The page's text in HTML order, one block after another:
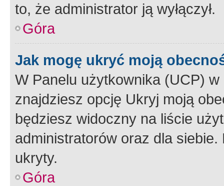
to, że administrator ją wyłączył.
Góra
Jak mogę ukryć moją
W Panelu użytkownika (UCP) w
znajdziesz opcję Ukryj moją
będziesz widoczny na liście
administratorów oraz dla
ukryty.
Góra